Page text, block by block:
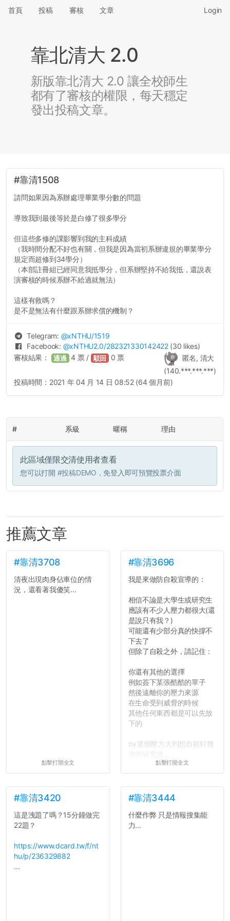
首頁 投稿 審核 文章 Login
靠北清大 2.0
新版靠北清大 2.0 讓全校師生
都有了審核的權限，每天穩定
發出投稿文章。
#靠清1508
請問如果因為系辦處理畢業學分數的問題
導致我到最後等於是白修了很多學分
但這些多修的課影響到我的主科成績
（我時間分配不好也有關，但我是因為當初系辦違規的畢業學分
規定而超修到34學分）
（本部註冊組已經同意我抵學分，但系辦堅持不給我抵，還說表
演審核的時候系辦不給過就無法）
這樣有救嗎？
是不是無法有什麼跟系辦求償的機制？
Telegram: @xNTHU/1519
Facebook: @xNTHU2.0/282321330142422 (30 likes)
匿名, 清大
(140.***.***.***)
審核結果： 通過 4 票 / 駁回 0 票
投稿時間： 2021 年 04 月 14 日 08:52 (64 個月前)
# 系級 暱稱 理由
此區域僅限交清使用者查看
您可以打開 #投稿DEMO ，免登入即可預覽投票介面
推薦文章
#靠清3708
清夜出現肉身佔車位的情
況，還看著我傻笑...
點擊打開全文
#靠清3696
我是來做防自殺宣導的：
相信不論是大學生或研究生
應該有不少人壓力都很大(還
是說只有我？)
可能還有少部分真的快撐不
下去了
但除了自殺之外，請記住：
你還有其他的選擇
例如簽下某張酷酷的單子
然後遠離你的壓力來源
在生命受到威脅的時候
其他任何東西都是可以先放
下的
by某個壓力大到想自殺好幾
點擊打開全文
#靠清3420
這是洩題了嗎？15分鐘做完
22題？
https://www.dcard.tw/f/nt
hu/p/236329882
...
#靠清3444
什麼作弊 只是情報搜集能
力...